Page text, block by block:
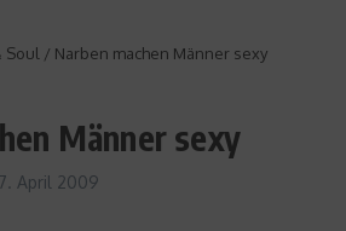
Soul / Narben machen Männer sexy
Männer sexy
April 2009